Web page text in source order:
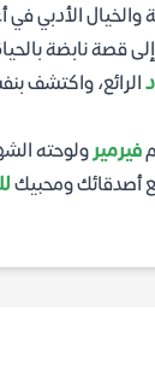
والخيال الأدبي في
قصة نابضة
الرائع، واكتشف
فيرميرولوحته
أصدقائك ومحبيك